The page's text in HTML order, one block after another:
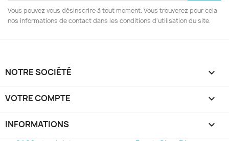
Vous pouvez vous désinscrire à tout moment. Vous trouverez pour cela
nos informations de contact dans les conditions d'utilisation du site.
NOTRE SOCIÉTÉ 
VOTRE COMPTE 
INFORMATIONS keyboard_arrow_down